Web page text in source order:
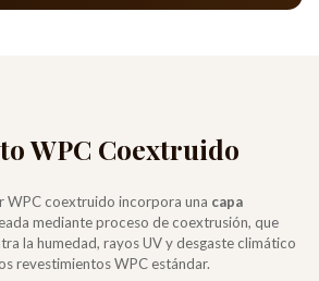
WPC Coextruido
WPC coextruido incorpora una capa
mediante proceso de coextrusión, que
la humedad, rayos UV y desgaste climático
revestimientos WPC estándar.